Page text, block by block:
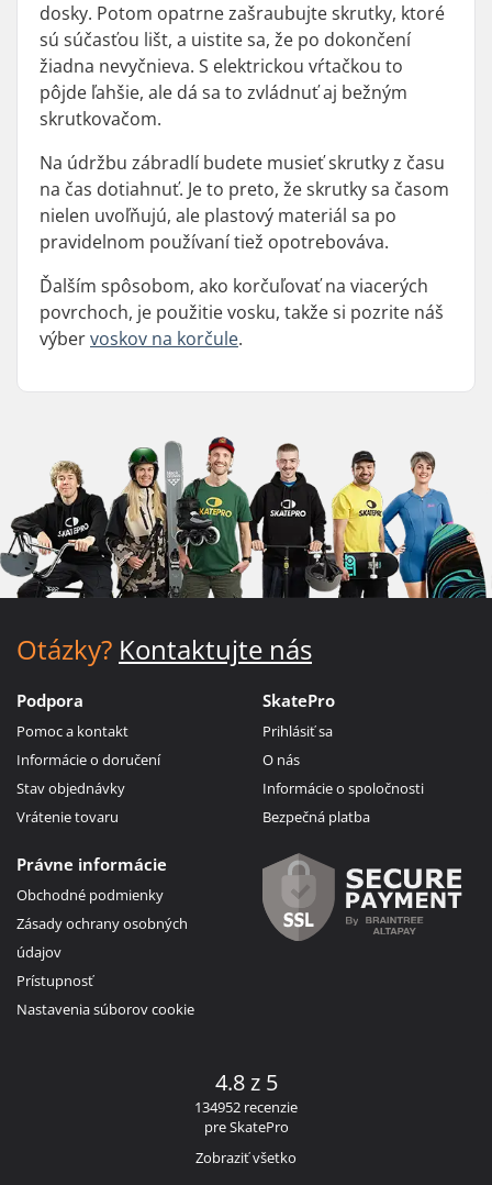
dosky. Potom opatrne zašraubujte skrutky, ktoré
sú súčasťou lišt, a uistite sa, že po dokončení
žiadna nevyčnieva. S elektrickou vŕtačkou to
pôjde ľahšie, ale dá sa to zvládnuť aj bežným
skrutkovačom.
Na údržbu zábradlí budete musieť skrutky z času
na čas dotiahnuť. Je to preto, že skrutky sa časom
nielen uvoľňujú, ale plastový materiál sa po
pravidelnom používaní tiež opotrebováva.
Ďalším spôsobom, ako korčuľovať na viacerých
povrchoch, je použitie vosku, takže si pozrite náš
výbervoskov na korčule.
Otázky? Kontaktujte nás
Podpora
Pomoc a kontakt
Informácie o doručení
Stav objednávky
Vrátenie tovaru
SkatePro
Prihlásiť sa
O nás
Informácie o spoločnosti
Bezpečná platba
Právne informácie
Obchodné podmienky
Zásady ochrany osobných
údajov
Prístupnosť
Nastavenia súborov cookie
4.8 z 5
134952 recenzie
pre SkatePro
Zobraziť všetko